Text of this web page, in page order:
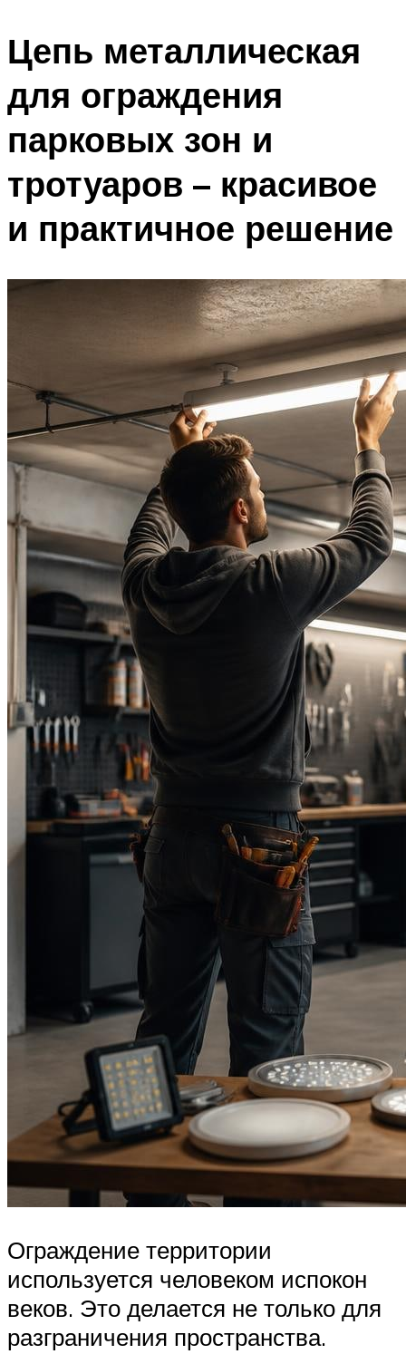
Цепь металлическая
для ограждения
парковых зон и
тротуаров – красивое
и практичное решение
Ограждение территории
используется человеком испокон
веков. Это делается не только для
разграничения пространства.